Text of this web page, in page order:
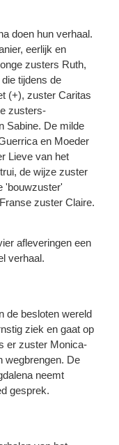
doen hun verhaal.
eerlijk en
zusters Ruth,
tijdens de
(+), zuster Caritas
zusters-
Sabine. De milde
en Moeder
Lieve van het
de wijze zuster
'bouwzuster'
zuster Claire.
afleveringen een
verhaal.
de besloten wereld
ziek en gaat op
er zuster Monica-
wegbrengen. De
neemt
gesprek.